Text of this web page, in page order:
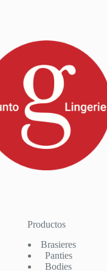
Productos
Brasieres
Panties
Bodies